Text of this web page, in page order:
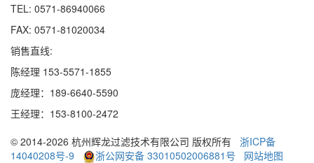
TEL: 0571-86940066
FAX: 0571-81020034
销售直线:
陈经理 153-5571-1855
庞经理：189-6640-5590
王经理：153-8100-2472
© 2014-2026 杭州辉龙过滤技术有限公司 版权所有 浙ICP备
14040208号-9
浙公网安备 33010502006881号
网站地图